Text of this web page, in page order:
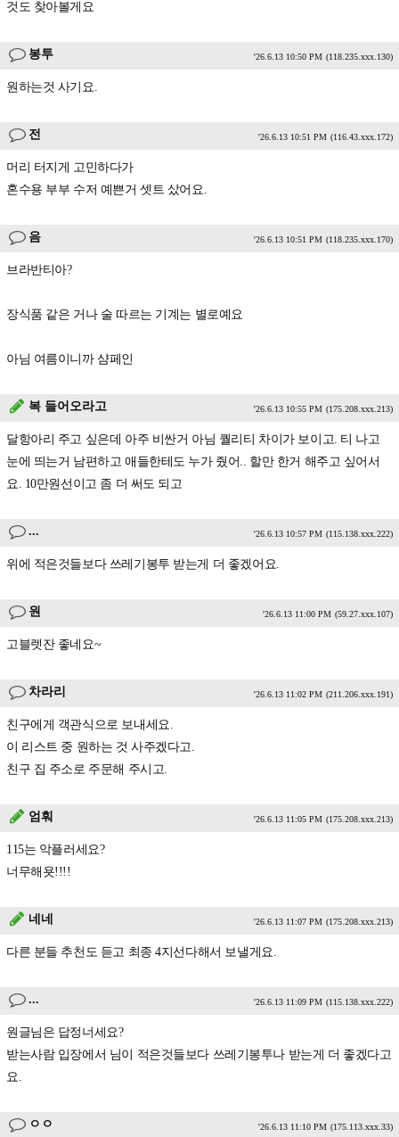
것도 찾아볼게요
봉투 '26.6.13 10:50 PM (118.235.xxx.130)
원하는것 사기요.
전 '26.6.13 10:51 PM (116.43.xxx.172)
머리 터지게 고민하다가
혼수용 부부 수저 예쁜거 셋트 샀어요.
음 '26.6.13 10:51 PM (118.235.xxx.170)
브라반티아?
장식품 같은 거나 술 따르는 기계는 별로예요
아님 여름이니까 샴페인
복 들어오라고 '26.6.13 10:55 PM (175.208.xxx.213)
달항아리 주고 싶은데 아주 비싼거 아님 퀄리티 차이가 보이고. 티 나고
눈에 띄는거 남편하고 애들한테도 누가 줬어.. 할만 한거 해주고 싶어서
요. 10만원선이고 좀 더 써도 되고
... '26.6.13 10:57 PM (115.138.xxx.222)
위에 적은것들보다 쓰레기봉투 받는게 더 좋겠어요.
원 '26.6.13 11:00 PM (59.27.xxx.107)
고블렛잔 좋네요~
차라리 '26.6.13 11:02 PM (211.206.xxx.191)
친구에게 객관식으로 보내세요.
이 리스트 중 원하는 것 사주겠다고.
친구 집 주소로 주문해 주시고.
엄훠 '26.6.13 11:05 PM (175.208.xxx.213)
115는 악플러세요?
너무해욧!!!!
네네 '26.6.13 11:07 PM (175.208.xxx.213)
다른 분들 추천도 듣고 최종 4지선다해서 보낼게요.
... '26.6.13 11:09 PM (115.138.xxx.222)
원글님은 답정너세요?
받는사람 입장에서 님이 적은것들보다 쓰레기봉투나 받는게 더 좋겠다고
요.
ㅇㅇ '26.6.13 11:10 PM (175.113.xxx.33)